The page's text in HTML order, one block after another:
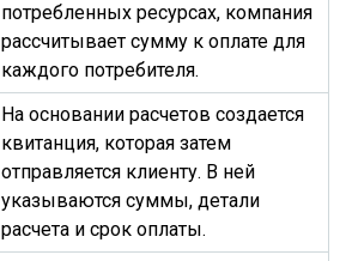
потребленных ресурсах, компания
рассчитывает сумму к оплате для
каждого потребителя.
На основании расчетов создается
квитанция, которая затем
отправляется клиенту. В ней
указываются суммы, детали
расчета и срок оплаты.